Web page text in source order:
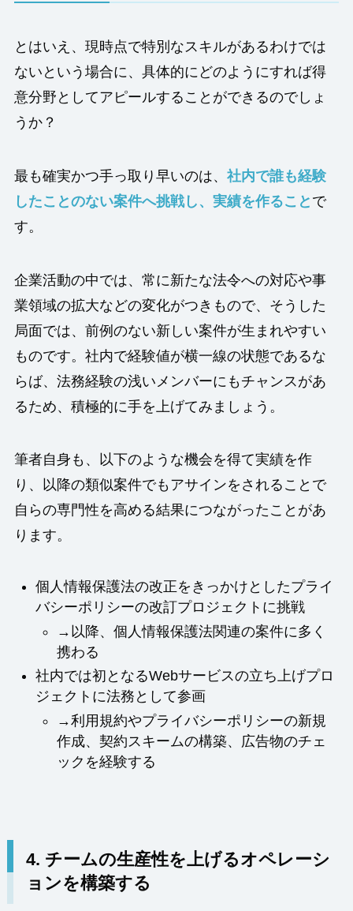
とはいえ、現時点で特別なスキルがあるわけでは
ないという場合に、具体的にどのようにすれば得
意分野としてアピールすることができるのでしょ
うか？
最も確実かつ手っ取り早いのは、 社内で誰も経験
したことのない案件へ挑戦し、実績を作ること で
す。
企業活動の中では、常に新たな法令への対応や事
業領域の拡大などの変化がつきもので、そうした
局面では、前例のない新しい案件が生まれやすい
ものです。社内で経験値が横一線の状態であるな
らば、法務経験の浅いメンバーにもチャンスがあ
るため、積極的に手を上げてみましょう。
筆者自身も、以下のような機会を得て実績を作
り、以降の類似案件でもアサインをされることで
自らの専門性を高める結果につながったことがあ
ります。
個人情報保護法の改正をきっかけとしたプライ
バシーポリシーの改訂プロジェクトに挑戦
→以降、個人情報保護法関連の案件に多く
携わる
社内では初となるWebサービスの立ち上げプロ
ジェクトに法務として参画
→利用規約やプライバシーポリシーの新規
作成、契約スキームの構築、広告物のチェ
ックを経験する
4. チームの生産性を上げるオペレーシ
ョンを構築する